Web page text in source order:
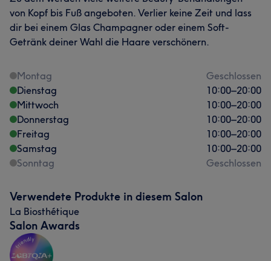
von Kopf bis Fuß angeboten. Verlier keine Zeit und lass
dir bei einem Glas Champagner oder einem Soft-
Getränk deiner Wahl die Haare verschönern.
Montag
Geschlossen
Dienstag
10:00–20:00
Mittwoch
10:00–20:00
Donnerstag
10:00–20:00
Freitag
10:00–20:00
Samstag
10:00–20:00
Sonntag
Geschlossen
Verwendete Produkte in diesem Salon
La Biosthétique
Salon Awards